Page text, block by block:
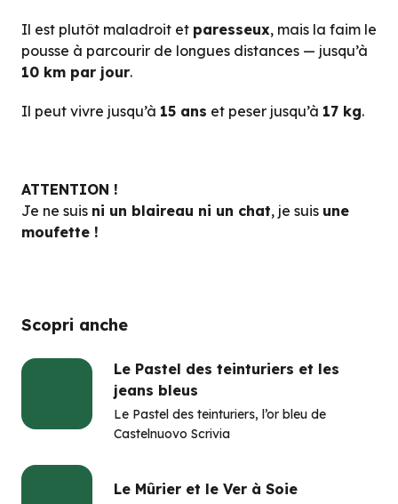
Il est plutôt maladroit et paresseux, mais la faim le
pousse à parcourir de longues distances — jusqu’à
10 km par jour.
Il peut vivre jusqu’à 15 ans et peser jusqu’à 17 kg.
ATTENTION !
Je ne suis ni un blaireau ni un chat, je suis une
moufette !
Scopri anche
Le Pastel des teinturiers et les
jeans bleus
Le Pastel des teinturiers, l’or bleu de
Castelnuovo Scrivia
Le Mûrier et le Ver à Soie